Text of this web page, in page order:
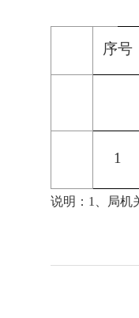
序号
1
说明：1、局机